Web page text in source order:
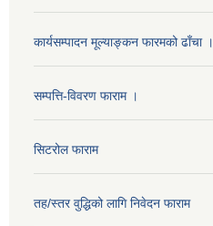
कार्यसम्पादन मूल्याङ्कन फारमको ढाँचा ।
सम्पत्ति-विवरण फाराम ।
सिटरोल फाराम
तह/स्तर वुद्धिको लागि निवेदन फाराम